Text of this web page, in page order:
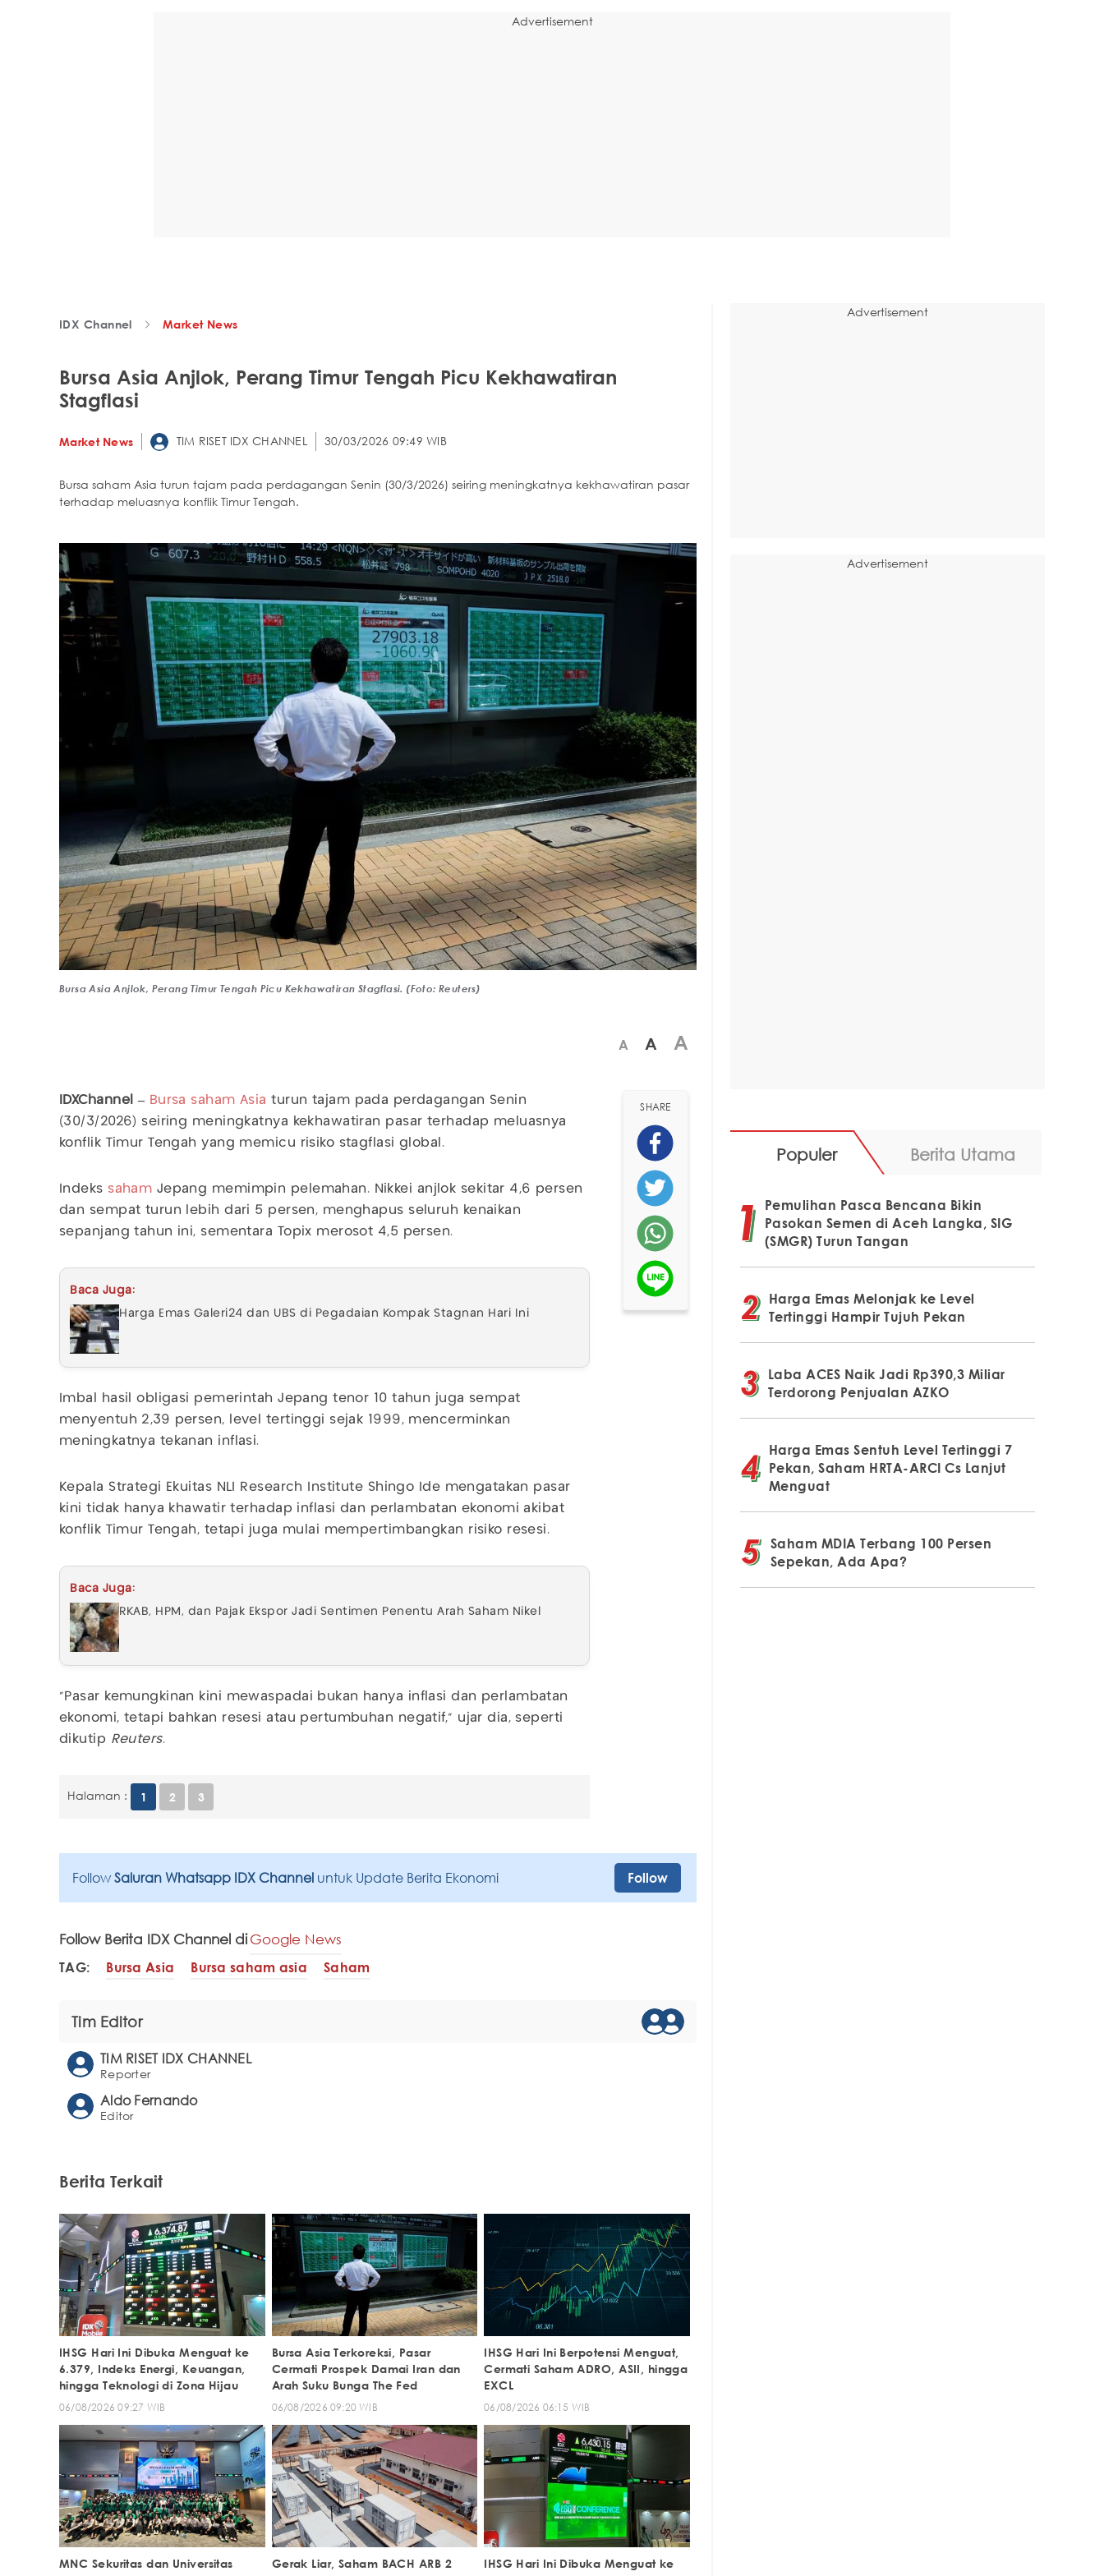
Advertisement
IDX Channel Market News
Bursa Asia Anjlok, Perang Timur Tengah Picu Kekhawatiran
Stagflasi
Market News TIM RISET IDX CHANNEL 30/03/2026 09:49 WIB
Bursa saham Asia turun tajam pada perdagangan Senin (30/3/2026) seiring meningkatnya kekhawatiran pasar
terhadap meluasnya konflik Timur Tengah.
Bursa Asia Anjlok, Perang Timur Tengah Picu Kekhawatiran Stagflasi. (Foto: Reuters)
A A A
IDXChannel – Bursa saham Asia turun tajam pada perdagangan Senin
(30/3/2026) seiring meningkatnya kekhawatiran pasar terhadap meluasnya
konflik Timur Tengah yang memicu risiko stagflasi global.
Indeks saham Jepang memimpin pelemahan. Nikkei anjlok sekitar 4,6 persen
dan sempat turun lebih dari 5 persen, menghapus seluruh kenaikan
sepanjang tahun ini, sementara Topix merosot 4,5 persen.
Baca Juga:
Harga Emas Galeri24 dan UBS di Pegadaian Kompak Stagnan Hari Ini
Imbal hasil obligasi pemerintah Jepang tenor 10 tahun juga sempat
menyentuh 2,39 persen, level tertinggi sejak 1999, mencerminkan
meningkatnya tekanan inflasi.
Kepala Strategi Ekuitas NLI Research Institute Shingo Ide mengatakan pasar
kini tidak hanya khawatir terhadap inflasi dan perlambatan ekonomi akibat
konflik Timur Tengah, tetapi juga mulai mempertimbangkan risiko resesi.
Baca Juga:
RKAB, HPM, dan Pajak Ekspor Jadi Sentimen Penentu Arah Saham Nikel
"Pasar kemungkinan kini mewaspadai bukan hanya inflasi dan perlambatan
ekonomi, tetapi bahkan resesi atau pertumbuhan negatif," ujar dia, seperti
dikutip Reuters.
Halaman : 1 2 3
SHARE
Follow Saluran Whatsapp IDX Channel untuk Update Berita Ekonomi Follow
Follow Berita IDX Channel diGoogle News
TAG: Bursa Asia Bursa saham asia Saham
Tim Editor
TIM RISET IDX CHANNEL
Reporter
Aldo Fernando
Editor
Berita Terkait
IHSG Hari Ini Dibuka Menguat ke
6.379, Indeks Energi, Keuangan,
hingga Teknologi di Zona Hijau
06/08/2026 09:27 WIB
Bursa Asia Terkoreksi, Pasar
Cermati Prospek Damai Iran dan
Arah Suku Bunga The Fed
06/08/2026 09:20 WIB
IHSG Hari Ini Berpotensi Menguat,
Cermati Saham ADRO, ASII, hingga
EXCL
06/08/2026 06:15 WIB
MNC Sekuritas dan Universitas
Gerak Liar, Saham BACH ARB 2
IHSG Hari Ini Dibuka Menguat ke
Advertisement
Advertisement
Populer Berita Utama
Pemulihan Pasca Bencana Bikin
Pasokan Semen di Aceh Langka, SIG
(SMGR) Turun Tangan
Harga Emas Melonjak ke Level
Tertinggi Hampir Tujuh Pekan
Laba ACES Naik Jadi Rp390,3 Miliar
Terdorong Penjualan AZKO
Harga Emas Sentuh Level Tertinggi 7
Pekan, Saham HRTA-ARCI Cs Lanjut
Menguat
Saham MDIA Terbang 100 Persen
Sepekan, Ada Apa?